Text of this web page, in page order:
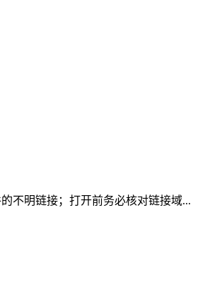
不明链接；打开前务必核对链接域...